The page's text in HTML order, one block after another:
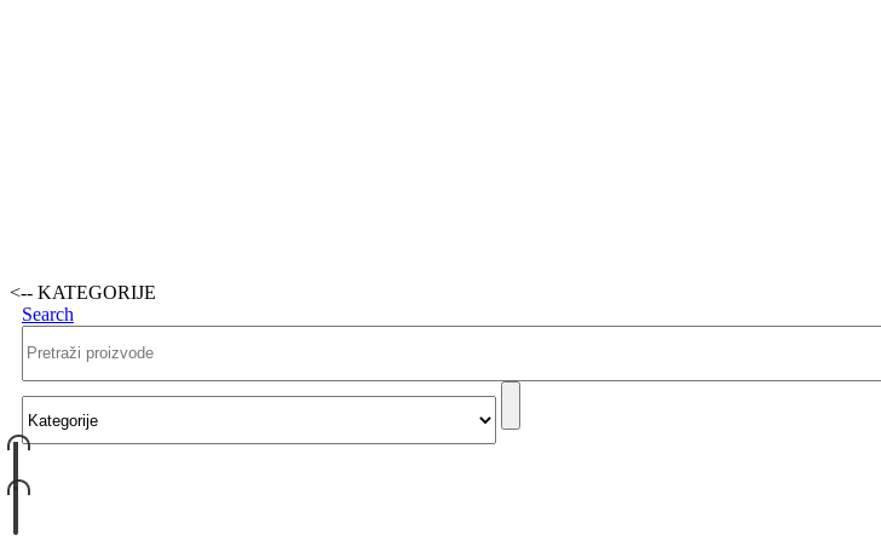
<-- KATEGORIJE
Search